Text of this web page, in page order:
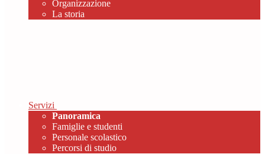
Organizzazione
La storia
Servizi
Panoramica
Famiglie e studenti
Personale scolastico
Percorsi di studio